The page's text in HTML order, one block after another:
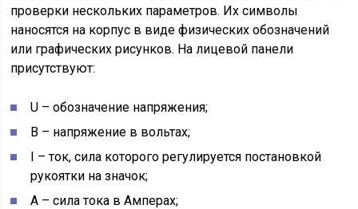
проверки нескольких параметров. Их символы
наносятся на корпус в виде физических обозначений
или графических рисунков. На лицевой панели
присутствуют:
U – обозначение напряжения;
В – напряжение в вольтах;
I – ток, сила которого регулируется постановкой
рукоятки на значок;
А – сила тока в Амперах;